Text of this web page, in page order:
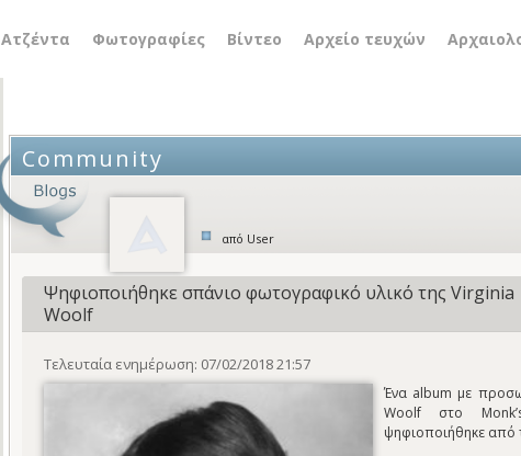
Ατζέντα Φωτογραφίες Βίντεο Αρχείο τευχών
Community
από User
Ψηφιοποιήθηκε σπάνιο φωτογραφικό υλικό της Virginia
Woolf
Τελευταία ενημέρωση: 07/02/2018 21:57
Ένα album με
Woolf στο
ψηφιοποιήθηκε από